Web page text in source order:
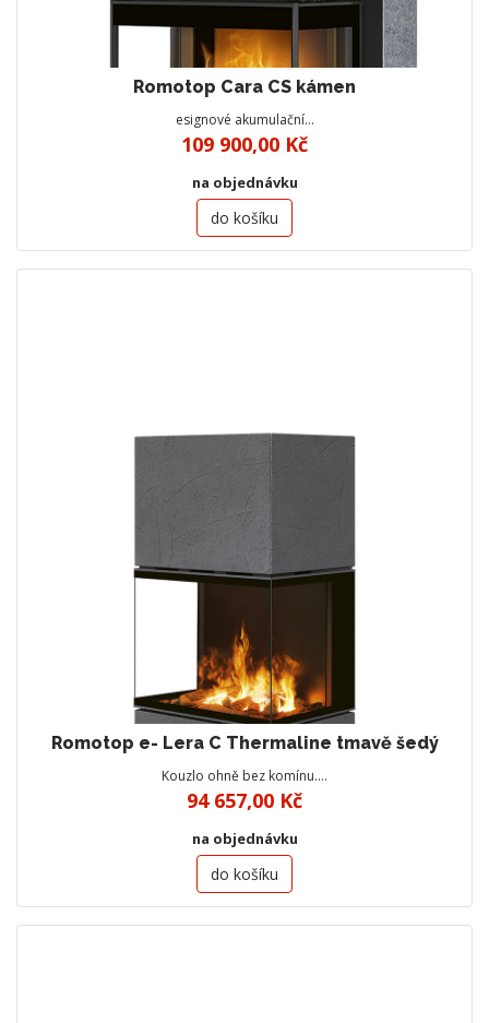
Romotop Cara CS kámen
esignové akumulační…
109 900,00 Kč
na objednávku
do košíku
Romotop e- Lera C Thermaline tmavě šedý
Kouzlo ohně bez komínu.…
94 657,00 Kč
na objednávku
do košíku